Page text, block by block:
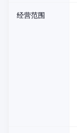
经营范围